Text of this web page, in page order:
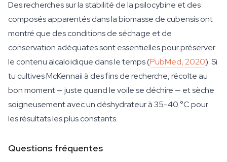
Des recherches sur la stabilité de la psilocybine et des
composés apparentés dans la biomasse de cubensis ont
montré que des conditions de séchage et de
conservation adéquates sont essentielles pour préserver
le contenu alcaloïdique dans le temps (PubMed, 2020). Si
tu cultives McKennaii à des fins de recherche, récolte au
bon moment — juste quand le voile se déchire — et sèche
soigneusement avec un déshydrateur à 35-40 °C pour
les résultats les plus constants.
Questions fréquentes